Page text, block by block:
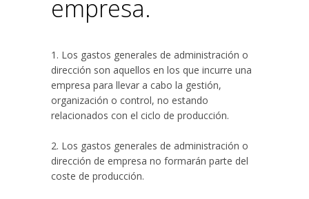
empresa.
1. Los gastos generales de administración o
dirección son aquellos en los que incurre una
empresa para llevar a cabo la gestión,
organización o control, no estando
relacionados con el ciclo de producción.
2. Los gastos generales de administración o
dirección de empresa no formarán parte del
coste de producción.